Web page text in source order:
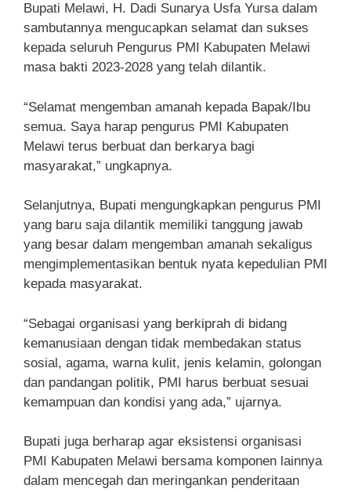
Bupati Melawi, H. Dadi Sunarya Usfa Yursa dalam
sambutannya mengucapkan selamat dan sukses
kepada seluruh Pengurus PMI Kabupaten Melawi
masa bakti 2023-2028 yang telah dilantik.
“Selamat mengemban amanah kepada Bapak/Ibu
semua. Saya harap pengurus PMI Kabupaten
Melawi terus berbuat dan berkarya bagi
masyarakat,” ungkapnya.
Selanjutnya, Bupati mengungkapkan pengurus PMI
yang baru saja dilantik memiliki tanggung jawab
yang besar dalam mengemban amanah sekaligus
mengimplementasikan bentuk nyata kepedulian PMI
kepada masyarakat.
“Sebagai organisasi yang berkiprah di bidang
kemanusiaan dengan tidak membedakan status
sosial, agama, warna kulit, jenis kelamin, golongan
dan pandangan politik, PMI harus berbuat sesuai
kemampuan dan kondisi yang ada,” ujarnya.
Bupati juga berharap agar eksistensi organisasi
PMI Kabupaten Melawi bersama komponen lainnya
dalam mencegah dan meringankan penderitaan